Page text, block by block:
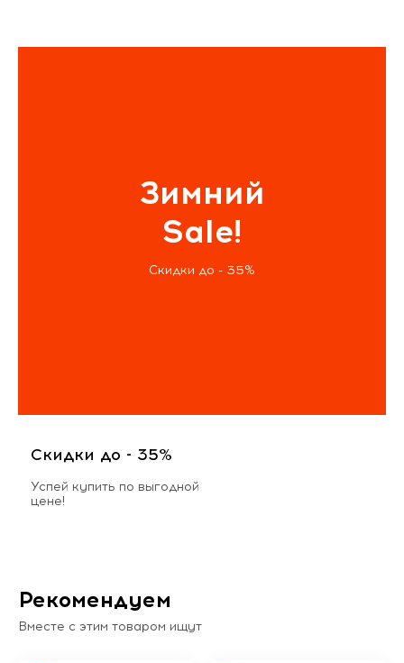
Зимний
Sale!
Скидки до - 35%
Скидки до - 35%
Успей купить по выгодной
цене!
Рекомендуем
Вместе с этим товаром ищут